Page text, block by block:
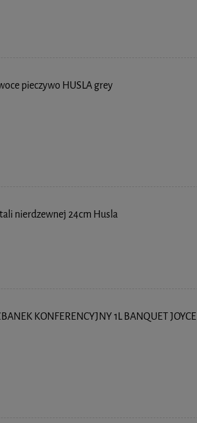
pieczywo HUSLA grey
nierdzewnej 24cm Husla
KONFERENCYJNY 1L BANQUET JOYCE